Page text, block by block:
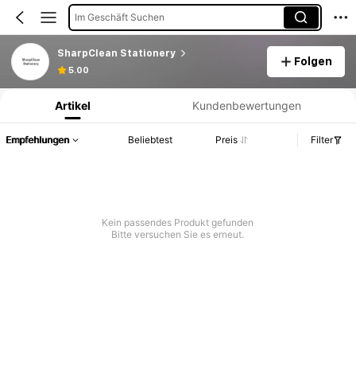
Im Geschäft Suchen
SharpClean Stationery
5.00
Folgen
Produktinformation: Preisangabe, Verkaufs- und Lagerbestandsdetails.
Artikel Kundenbewertungen
Empfehlungen Beliebtest Preis Filter
Kein passendes Produkt gefunden
Bitte versuchen Sie es erneut.